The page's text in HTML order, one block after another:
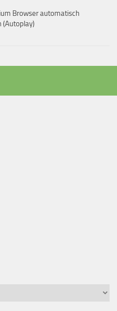
Browser automatisch
(Autoplay)